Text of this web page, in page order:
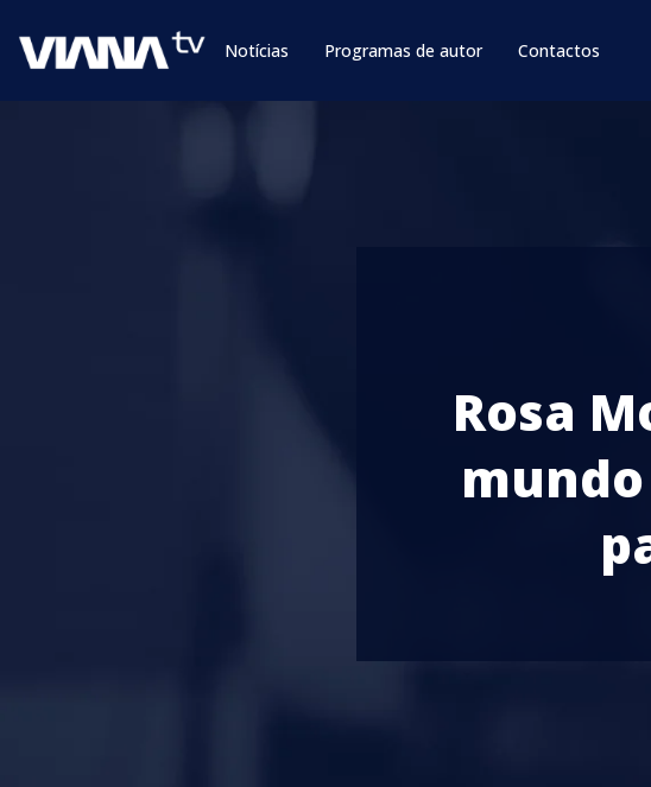
Notícias Programas de autor Contactos
Rosa